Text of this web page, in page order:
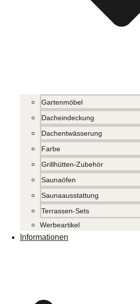
Gartenmöbel
Dacheindeckung
Dachentwässerung
Farbe
Grillhütten-Zubehör
Saunaöfen
Saunaausstattung
Terrassen-Sets
Werbeartikel
Informationen